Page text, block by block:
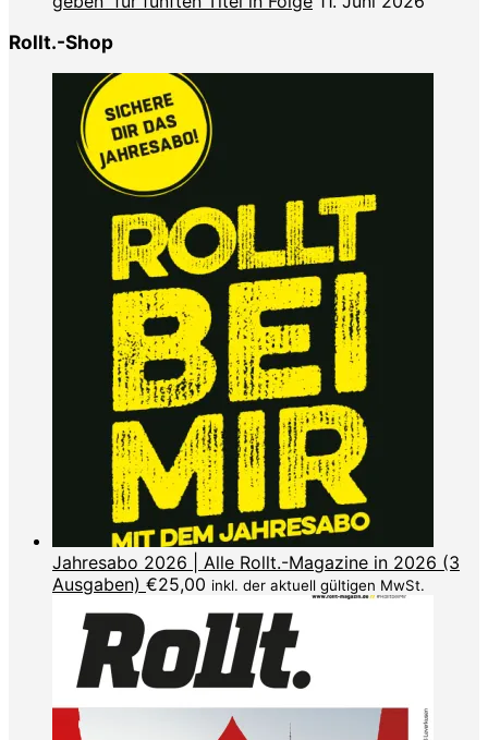
Rollt.-Shop
Jahresabo 2026 | Alle Rollt.-Magazine in 2026 (3
Ausgaben) €25,00 inkl. der aktuell gültigen MwSt.